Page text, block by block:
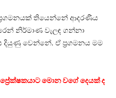
තියෙන්නේ ආදරණීය
නිර්මාණ වැලඳ ගන්නා
දියුණු වෙන්නේ. ඒ ප්‍රගමනය මම
මොන වගේ දෙයක් ද